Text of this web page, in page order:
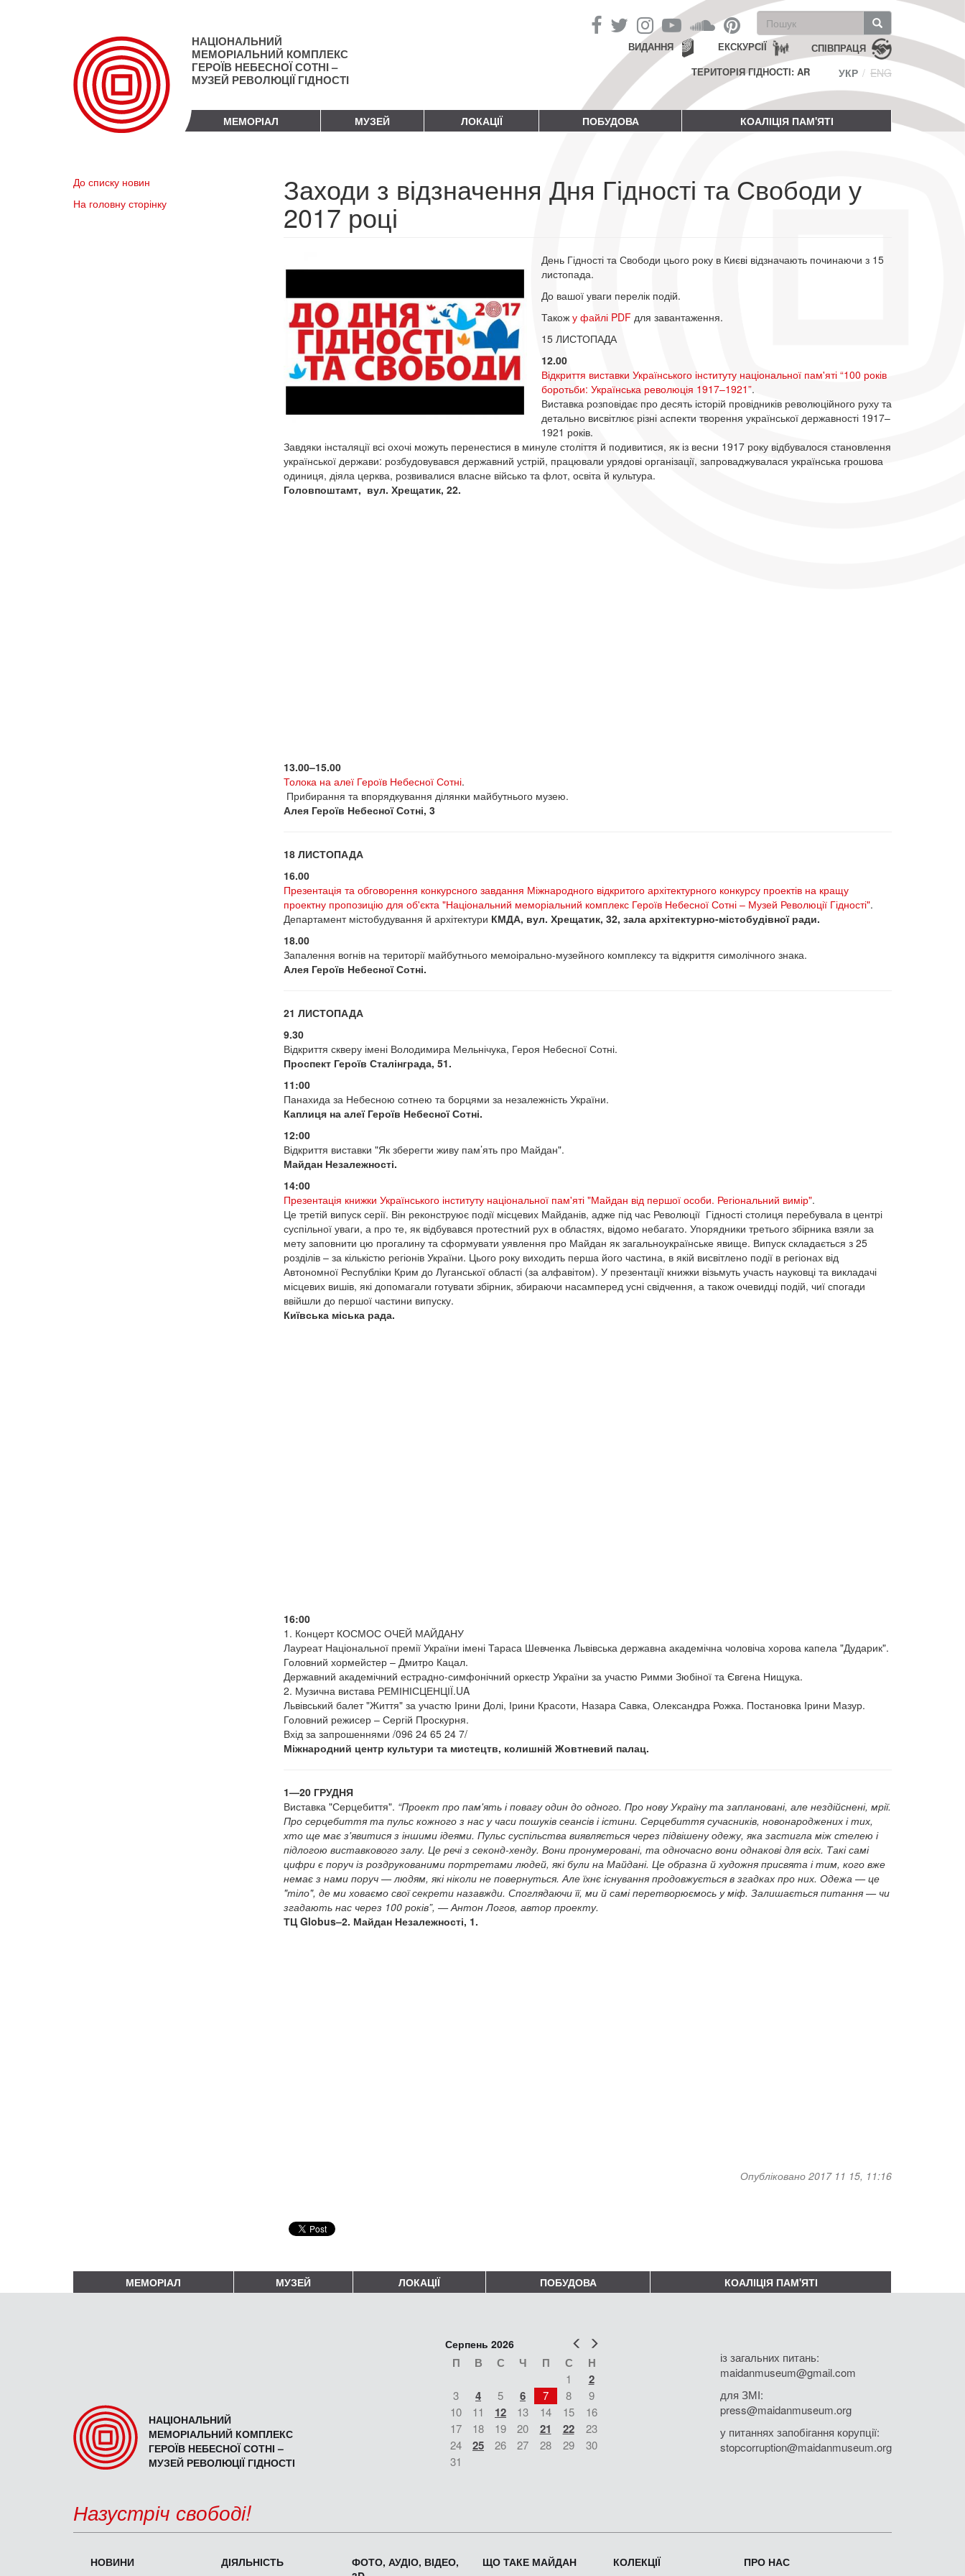
НАЦІОНАЛЬНИЙ
МЕМОРІАЛЬНИЙ КОМПЛЕКС
ГЕРОЇВ НЕБЕСНОЇ СОТНІ –
МУЗЕЙ РЕВОЛЮЦІЇ ГІДНОСТІ
Пошукова
форма
Пошук СПІВПРАЦЯ
ЕКСКУРСІЇ
ВИДАННЯ
ТЕРИТОРІЯ ГІДНОСТІ: AR
УКР ENG
МЕМОРІАЛ МУЗЕЙ ЛОКАЦІЇ ПОБУДОВА КОАЛІЦІЯ ПАМ'ЯТІ
До списку новин
На головну сторінку
Заходи з відзначення Дня Гідності та Свободи у
2017 році
День Гідності та Свободи цього року в Києві відзначають починаючи з 15
листопада.
До вашої уваги перелік подій.
Також у файлі PDFдля завантаження.
15 ЛИСТОПАДА
12.00
Відкриття виставки Українського інституту національної пам'яті “100 років
боротьби: Українська революція 1917–1921”.
Виставка розповідає про десять історій провідників революційного руху та
детально висвітлює різні аспекти творення української державності 1917–
1921 років.
Завдяки інсталяції всі охочі можуть перенестися в минуле століття й подивитися, як із весни 1917 року відбувалося становлення
української держави: розбудовувався державний устрій, працювали урядові організації, запроваджувалася українська грошова
одиниця, діяла церква, розвивалися власне військо та флот, освіта й культура.
Головпоштамт, вул. Хрещатик, 22.
13.00–15.00
Толока на алеї Героїв Небесної Сотні.
Прибирання та впорядкування ділянки майбутнього музею.
Алея Героїв Небесної Сотні, 3
18 ЛИСТОПАДА
16.00
Презентація та обговорення конкурсного завдання Міжнародного відкритого архітектурного конкурсу проектів на кращу
проектну пропозицію для об'єкта "Національний меморіальний комплекс Героїв Небесної Сотні – Музей Революції Гідності".
Департамент містобудування й архітектури КМДА, вул. Хрещатик, 32, зала архітектурно-містобудівної ради.
18.00
Запалення вогнів на території майбутнього мемоірально-музейного комплексу та відкриття симолічного знака.
Алея Героїв Небесної Сотні.
21 ЛИСТОПАДА
9.30
Відкриття скверу імені Володимира Мельнічука, Героя Небесної Сотні.
Проспект Героїв Сталінграда, 51.
11:00
Панахида за Небесною сотнею та борцями за незалежність України.
Каплиця на алеї Героїв Небесної Сотні.
12:00
Відкриття виставки "Як зберегти живу пам’ять про Майдан".
Майдан Незалежності.
14:00
Презентація книжки Українського інституту національної пам'яті "Майдан від першої особи. Регіональний вимір".
Це третій випуск серії. Він реконструює події місцевих Майданів, адже під час Революції Гідності столиця перебувала в центрі
суспільної уваги, а про те, як відбувався протестний рух в областях, відомо небагато. Упорядники третього збірника взяли за
мету заповнити цю прогалину та сформувати уявлення про Майдан як загальноукраїнське явище. Випуск складається з 25
розділів – за кількістю регіонів України. Цього року виходить перша його частина, в якій висвітлено події в регіонах від
Автономної Республіки Крим до Луганської області (за алфавітом). У презентації книжки візьмуть участь науковці та викладачі
місцевих вишів, які допомагали готувати збірник, збираючи насамперед усні свідчення, а також очевидці подій, чиї спогади
ввійшли до першої частини випуску.
Київська міська рада.
16:00
1. Концерт КОСМОС ОЧЕЙ МАЙДАНУ
Лауреат Національної премії України імені Тараса Шевченка Львівська державна академічна чоловіча хорова капела "Дударик".
Головний хормейстер – Дмитро Кацал.
Державний академічний естрадно-симфонічний оркестр України за участю Римми Зюбіної та Євгена Нищука.
2. Музична вистава РЕМІНІСЦЕНЦІЇ.UA
Львівський балет "Життя" за участю Ірини Долі, Ірини Красоти, Назара Савка, Олександра Рожка. Постановка Ірини Мазур.
Головний режисер – Сергій Проскурня.
Вхід за запрошеннями /096 24 65 24 7/
Міжнародний центр культури та мистецтв, колишній Жовтневий палац.
1—20 ГРУДНЯ
Виставка "Серцебиття". “Проект про пам'ять і повагу один до одного. Про нову Україну та заплановані, але нездійснені, мрії.
Про серцебиття та пульс кожного з нас у часи пошуків сеансів і істини. Серцебиття сучасників, новонароджених і тих,
хто ще має з'явитися з іншими ідеями. Пульс суспільства виявляється через підвішену одежу, яка застигла між стелею і
підлогою виставкового залу. Це речі з секонд-хенду. Вони пронумеровані, та одночасно вони однакові для всіх. Такі самі
цифри є поруч із роздрукованими портретами людей, які були на Майдані. Це образна й художня присвята і тим, кого вже
немає з нами поруч — людям, які ніколи не повернуться. Але їхнє існування продовжується в згадках про них. Одежа — це
"тіло", де ми ховаємо свої секрети назавжди. Споглядаючи її, ми й самі перетворюємось у міф. Залишається питання — чи
згадають нас через 100 років”, —Антон Логов, автор проекту.
ТЦ Globus–2. Майдан Незалежності, 1.
Опубліковано 2017 11 15, 11:16
МЕМОРІАЛ МУЗЕЙ ЛОКАЦІЇ ПОБУДОВА КОАЛІЦІЯ ПАМ'ЯТІ
НАЦІОНАЛЬНИЙ
МЕМОРІАЛЬНИЙ КОМПЛЕКС
ГЕРОЇВ НЕБЕСНОЇ СОТНІ –
МУЗЕЙ РЕВОЛЮЦІЇ ГІДНОСТІ
Попер
Серпень 2026
П В С Ч П С Н
1 2
3 4 5 6 7 8
9
10
11 12 13 14 15
16
17
18 19 20 21 22
23
24
25 26 27 28 29
30
31
із загальних питань:
maidanmuseum@gmail.com
для ЗМІ:
press@maidanmuseum.org
у питаннях запобігання корупції:
stopcorruption@maidanmuseum.org
Назустріч свободі!
НОВИНИ ДІЯЛЬНІСТЬ
ФОТО, АУДІО, ВІДЕО,
ЩО ТАКЕ МАЙДАН КОЛЕКЦІЇ ПРО НАС